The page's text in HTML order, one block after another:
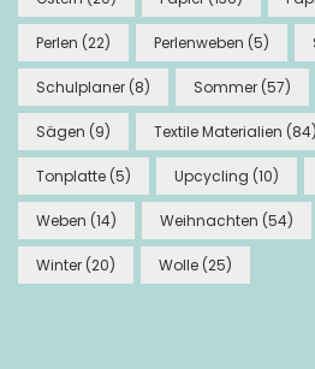
Perlen (22) Perlenweben (5)
Schulplaner (8) Sommer (57)
Sägen (9) Textile Materialien (84)
Tonplatte (5) Upcycling (10)
Weben (14) Weihnachten (54)
Winter (20) Wolle (25)